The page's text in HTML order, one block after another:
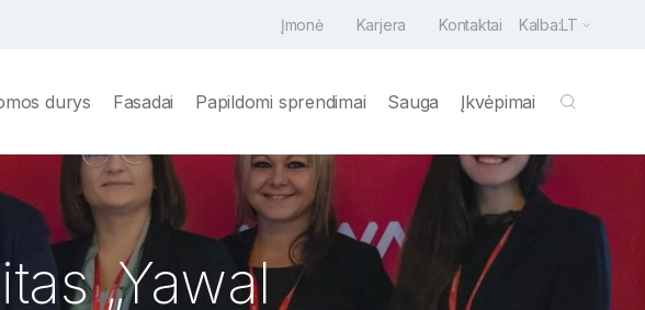
Įmonė Karjera Kontaktai Kalba:LT
durys Fasadai Papildomi sprendimai Sauga Įkvėpimai
„Yawal